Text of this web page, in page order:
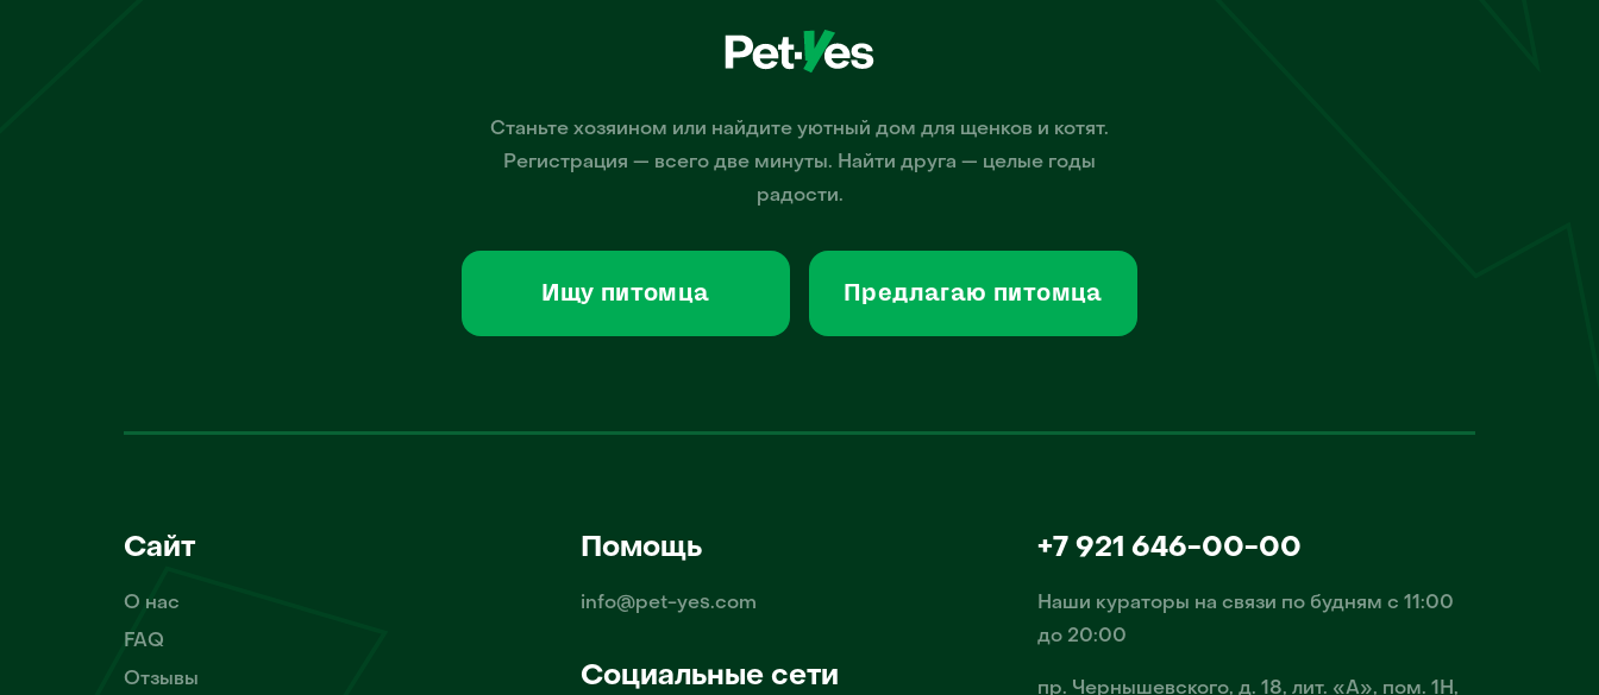
Станьте хозяином или найдите уютный дом для щенков и котят.
Регистрация — всего две минуты. Найти друга — целые годы
радости.
Ищу питомца Предлагаю питомца
Сайт
О нас
FAQ
Отзывы
Помощь
info@pet-yes.com
Социальные сети
+7 921 646-00-00
Наши кураторы на связи по будням с 11:00
до 20:00
пр. Чернышевского, д. 18, лит. «А», пом. 1Н,